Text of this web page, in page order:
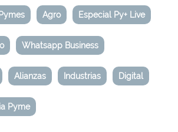
Agro Especial Py+ Live
Whatsapp Business
Alianzas Industrias Digital
Pyme